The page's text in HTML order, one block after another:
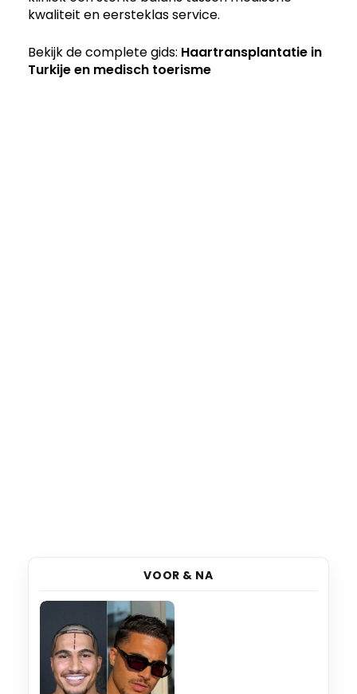
kwaliteit en eersteklas service.
Bekijk de complete gids: Haartransplantatie in
Turkije en medisch toerisme
VOOR & NA